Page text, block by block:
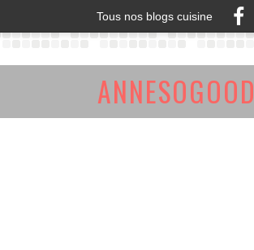
Tous nos blogs cuisine
ANNESOGOOD